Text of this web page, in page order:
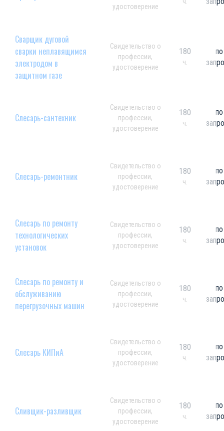
удостоверение
Сварщик дуговой
сварки неплавящимся
электродом в
защитном газе
Свидетельство о
профессии,
удостоверение
180
ч.
по
Слесарь-сантехник
Свидетельство о
профессии,
удостоверение
180
ч.
по
Слесарь-ремонтник
Свидетельство о
профессии,
удостоверение
180
ч.
по
Слесарь по ремонту
технологических
установок
Свидетельство о
профессии,
удостоверение
180
ч.
по
Слесарь по ремонту и
обслуживанию
перегрузочных машин
Свидетельство о
профессии,
удостоверение
180
ч.
по
Слесарь КИПиА
Свидетельство о
профессии,
удостоверение
180
ч.
по
Сливщик-разливщик
Свидетельство о
профессии,
удостоверение
180
ч.
по